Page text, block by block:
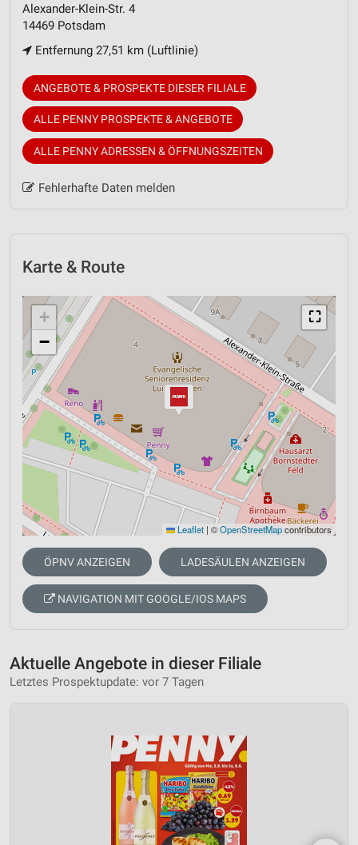
Alexander-Klein-Str. 4
14469 Potsdam
Entfernung 27,51 km (Luftlinie)
ANGEBOTE & PROSPEKTE DIESER FILIALE
ALLE PENNY PROSPEKTE & ANGEBOTE
ALLE PENNY ADRESSEN & ÖFFNUNGSZEITEN
Fehlerhafte Daten melden
Karte & Route
⛶
+
−
Leaflet | ©OpenStreetMapcontributors
ÖPNV ANZEIGEN LADESÄULEN ANZEIGEN
NAVIGATION MIT GOOGLE/IOS MAPS
Aktuelle Angebote in dieser Filiale
Letztes Prospektupdate: vor 7 Tagen